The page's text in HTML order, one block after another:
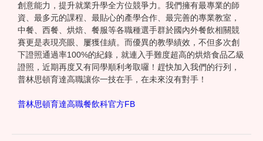
創意能力，提升就業升學全方位競爭力。我們擁有最專業的師
資、最多元的課程、最貼心的產學合作、最完善的專業教室，
中餐、西餐、烘焙、餐服等各職種選手群於國內外餐飲相關競
賽更是表現亮眼、屢獲佳績。而優異的教學績效，不但多次創
下證照通過率100%的紀錄，就連入手難度超高的烘焙食品乙級
證照，近期再度又有同學順利考取囉！趕快加入我們的行列，
普林思頓育達高職讓你一技在手，在未來沒有對手！
普林思頓育達高職餐飲科官方FB